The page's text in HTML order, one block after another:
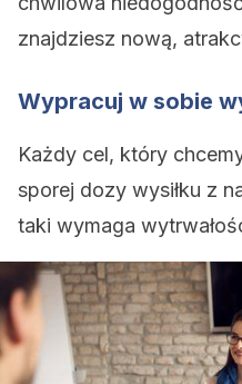
znajdziesz nową,
Wypracuj w sobie
Każdy cel, który
sporej dozy wysiłku z
taki wymaga